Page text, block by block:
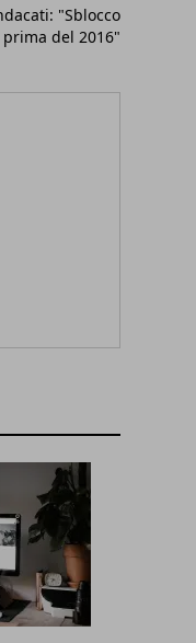
"Sblocco
del 2016"